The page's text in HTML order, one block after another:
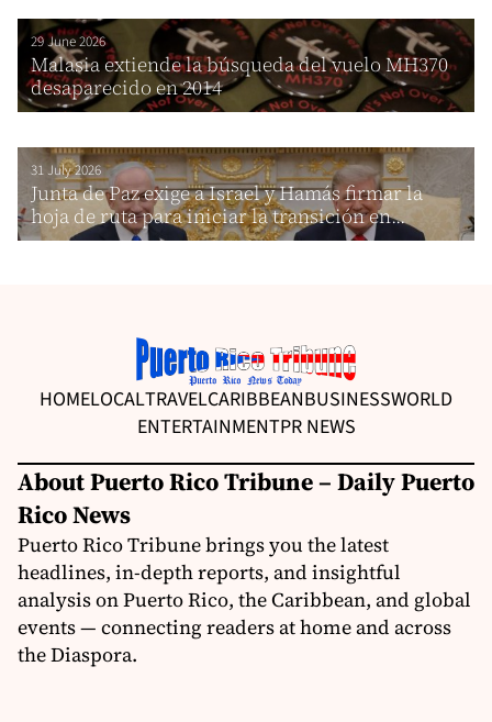
29 June 2026
Malasia extiende la búsqueda del vuelo MH370
desaparecido en 2014
31 July 2026
Junta de Paz exige a Israel y Hamás firmar la
hoja de ruta para iniciar la transición en...
HOMELOCALTRAVELCARIBBEANBUSINESSWORLD
ENTERTAINMENTPR NEWS
About Puerto Rico Tribune – Daily Puerto
Rico News
Puerto Rico Tribune brings you the latest
headlines, in-depth reports, and insightful
analysis on Puerto Rico, the Caribbean, and global
events — connecting readers at home and across
the Diaspora.